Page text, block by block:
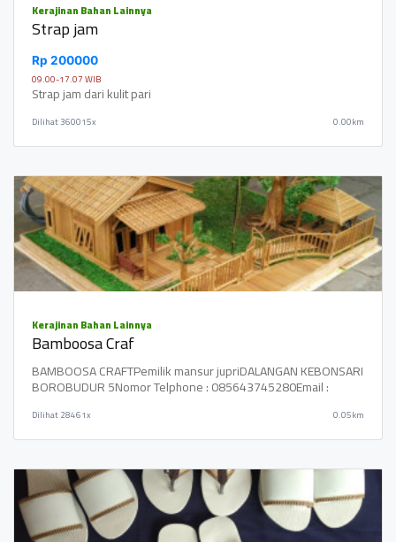
Kerajinan Bahan Lainnya
Strap jam
Rp 200000
09.00-17.07 WIB
Strap jam dari kulit pari
Dilihat360015x 0.00km
Kerajinan Bahan Lainnya
Bamboosa Craf
BAMBOOSA CRAFTPemilik mansur jupriDALANGAN KEBONSARI
BOROBUDUR 5Nomor Telphone : 085643745280Email :
Dilihat28461x 0.05km